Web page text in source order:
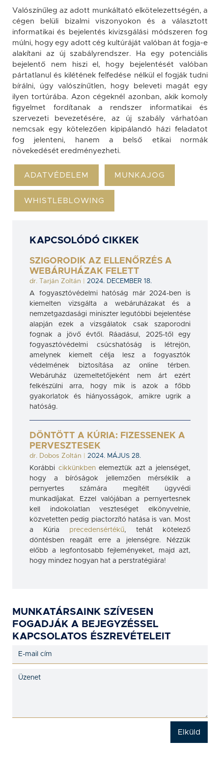
Valószínűleg az adott munkáltató elkötelezettségén, a
cégen belüli bizalmi viszonyokon és a választott
informatikai és bejelentés kivizsgálási módszeren fog
múlni, hogy egy adott cég kultúráját valóban át fogja-e
alakítani az új szabályrendszer. Ha egy potenciális
bejelentő nem hiszi el, hogy bejelentését valóban
pártatlanul és kilétének felfedése nélkül el fogják tudni
bírálni, úgy valószínűtlen, hogy beleveti magát egy
ilyen tortúrába. Azon cégeknél azonban, akik komoly
figyelmet fordítanak a rendszer informatikai és
szervezeti bevezetésére, az új szabály várhatóan
nemcsak egy kötelezően kipipálandó házi feladatot
fog jelenteni, hanem a belső etikai normák
növekedését eredményezheti.
ADATVÉDELEM MUNKAJOG
WHISTLEBLOWING
KAPCSOLÓDÓ CIKKEK
SZIGORODIK AZ ELLENŐRZÉS A
WEBÁRUHÁZAK FELETT
dr. Tarján Zoltán
2024. DECEMBER 18.
A fogyasztóvédelmi hatóság már 2024-ben is
kiemelten vizsgálta a webáruházakat és a
nemzetgazdasági miniszter legutóbbi bejelentése
alapján ezek a vizsgálatok csak szaporodni
fognak a jövő évtől. Ráadásul, 2025-től egy
fogyasztóvédelmi csúcshatóság is létrejön,
amelynek kiemelt célja lesz a fogyasztók
védelmének biztosítása az online térben.
Webáruház üzemeltetőjeként nem árt ezért
felkészülni arra, hogy mik is azok a főbb
gyakorlatok és hiányosságok, amikre ugrik a
hatóság.
DÖNTÖTT A KÚRIA: FIZESSENEK A
PERVESZTESEK
dr. Dobos Zoltán
2024. MÁJUS 28.
Korábbi cikkünkbenelemeztük azt a jelenséget,
hogy a bíróságok jellemzően mérséklik a
pernyertes számára megítélt ügyvédi
munkadíjakat. Ezzel valójában a pernyertesnek
kell indokolatlan veszteséget elkönyvelnie,
közvetetten pedig piactorzító hatása is van. Most
a Kúria precedensértékű, tehát kötelező
döntésben reagált erre a jelenségre. Nézzük
előbb a legfontosabb fejleményeket, majd azt,
hogy mindez hogyan hat a perstratégiára!
MUNKATÁRSAINK SZÍVESEN
FOGADJÁK A BEJEGYZÉSSEL
KAPCSOLATOS ÉSZREVÉTELEIT